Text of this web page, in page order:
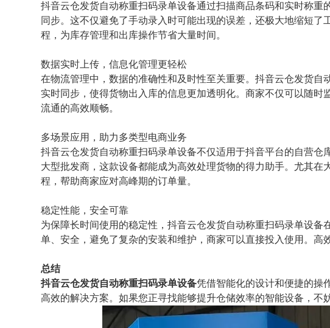
抖音云仓发货自动称重扫码录单设备通过扫描商品条码和实时称
同步。这不仅避免了手动录入时可能出现的误差，还极大地缩短
程，为库存管理和出库操作节省大量时间。
数据实时上传，信息化管理更轻松
在物流管理中，数据的准确性和及时性至关重要。抖音云仓发货
实时同步，使得货物出入库的信息更加透明化。商家不仅可以随
流通的高效顺畅。
多场景应用，助力多类型电商业务
抖音云仓发货自动称重扫码录单设备不仅适用于抖音平台的自营
大型批发商，这款设备都能成为高效处理货物的得力助手。尤其
程，帮助商家应对高峰期的订单量。
稳定性能，安全可靠
为保障长时间使用的稳定性，抖音云仓发货自动称重扫码录单设
单、安全，避免了复杂的安装和维护，商家可以直接投入使用。高
总结
抖音云仓发货自动称重扫码录单设备凭借智能化的设计和便捷的操
高效的解决方案。如果您正寻找能够提升仓储效率的智能设备，不